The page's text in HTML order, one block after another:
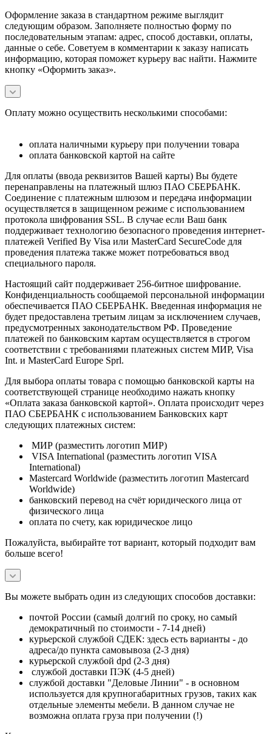
Оформление заказа в стандартном режиме выглядит
следующим образом. Заполняете полностью форму по
последовательным этапам: адрес, способ доставки, оплаты,
данные о себе. Советуем в комментарии к заказу написать
информацию, которая поможет курьеру вас найти. Нажмите
кнопку «Оформить заказ».
Оплату можно осуществить несколькими способами:
оплата наличными курьеру при получении товара
оплата банковской картой на сайте
Для оплаты (ввода реквизитов Вашей карты) Вы будете
перенаправлены на платежный шлюз ПАО СБЕРБАНК.
Соединение с платежным шлюзом и передача информации
осуществляется в защищенном режиме с использованием
протокола шифрования SSL. В случае если Ваш банк
поддерживает технологию безопасного проведения интернет-
платежей Verified By Visa или MasterCard SecureCode для
проведения платежа также может потребоваться ввод
специального пароля.
Настоящий сайт поддерживает 256-битное шифрование.
Конфиденциальность сообщаемой персональной информации
обеспечивается ПАО СБЕРБАНК. Введенная информация не
будет предоставлена третьим лицам за исключением случаев,
предусмотренных законодательством РФ. Проведение
платежей по банковским картам осуществляется в строгом
соответствии с требованиями платежных систем МИР, Visa
Int. и MasterCard Europe Sprl.
Для выбора оплаты товара с помощью банковской карты на
соответствующей странице необходимо нажать кнопку
«Оплата заказа банковской картой». Оплата происходит через
ПАО СБЕРБАНК с использованием Банковских карт
следующих платежных систем:
МИР (разместить логотип МИР)
VISA International (разместить логотип VISA
International)
Mastercard Worldwide (разместить логотип Mastercard
Worldwide)
банковский перевод на счёт юридического лица от
физического лица
оплата по счету, как юридическое лицо
Пожалуйста, выбирайте тот вариант, который подходит вам
больше всего!
Вы можете выбрать один из следующих способов доставки:
почтой России (самый долгий по сроку, но самый
демократичный по стоимости - 7-14 дней)
курьерской службой СДЕК: здесь есть варианты - до
адреса/до пункта самовывоза (2-3 дня)
курьерской службой dpd (2-3 дня)
службой доставки ПЭК (4-5 дней)
службой доставки "Деловые Линии" - в основном
используется для крупногабаритных грузов, таких как
отдельные элементы мебели. В данном случае не
возможна оплата груза при получении (!)